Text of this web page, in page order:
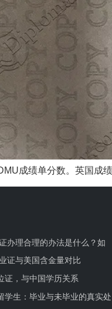
成绩单分数。英国成
办理合理的办法是什么？如
证与美国含金量对比
证，与中国学历关系
学生：毕业与未毕业的真实处